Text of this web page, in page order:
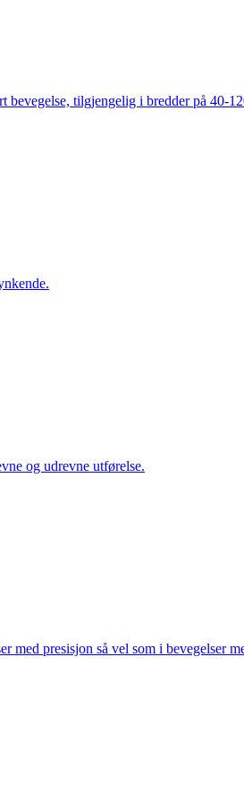
bevegelse, tilgjengelig i bredder på 40-
og udrevne utførelse.
med presisjon så vel som i bevegelser